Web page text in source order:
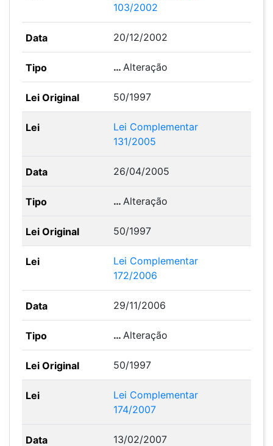
103/2002
20/12/2002
…Alteração
50/1997
Lei Complementar
131/2005
26/04/2005
…Alteração
50/1997
Lei Complementar
172/2006
29/11/2006
…Alteração
50/1997
Lei Complementar
174/2007
13/02/2007